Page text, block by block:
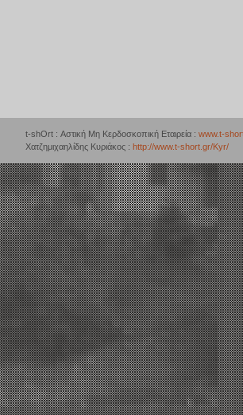
t-shOrt : Αστική Μη Κερδοσκοπική Εταιρεία : www.t-
Χατζημιχαηλίδης Κυριάκος : http://www.t-short.gr/Kyr/